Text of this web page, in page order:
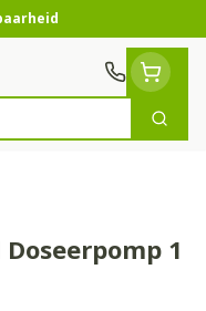
Zoek
1